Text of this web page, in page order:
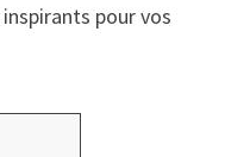
pour vos